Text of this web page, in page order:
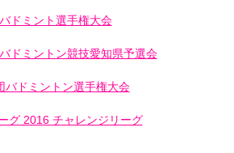
ドミント選手権大会
ドミントン競技愛知県予選会
バドミントン選手権大会
グ 2016 チャレンジリーグ